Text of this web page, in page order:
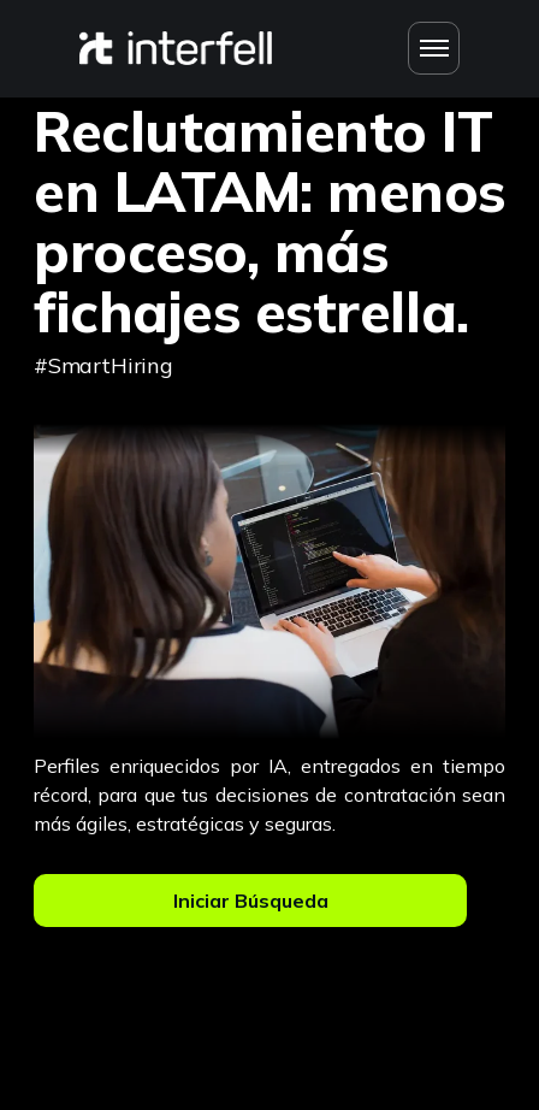
Reclutamiento IT
en LATAM: menos
proceso, más
fichajes estrella.
#SmartHiring
Perfiles enriquecidos por IA, entregados en tiempo
récord, para que tus decisiones de contratación sean
más ágiles, estratégicas y seguras.
Iniciar Búsqueda